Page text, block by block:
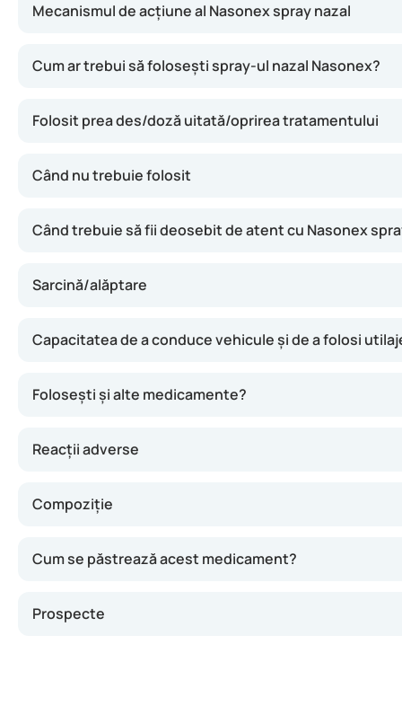
Mecanismul de acțiune al Nasonex spray nazal
Cum ar trebui să folosești spray-ul nazal Nasonex?
Folosit prea des/doză uitată/oprirea tratamentului
Când nu trebuie folosit
Când trebuie să fii deosebit de atent cu Nasonex
Sarcină/alăptare
Capacitatea de a conduce vehicule și de a folosi
Folosești și alte medicamente?
Reacții adverse
Compoziție
Cum se păstrează acest medicament?
Prospecte